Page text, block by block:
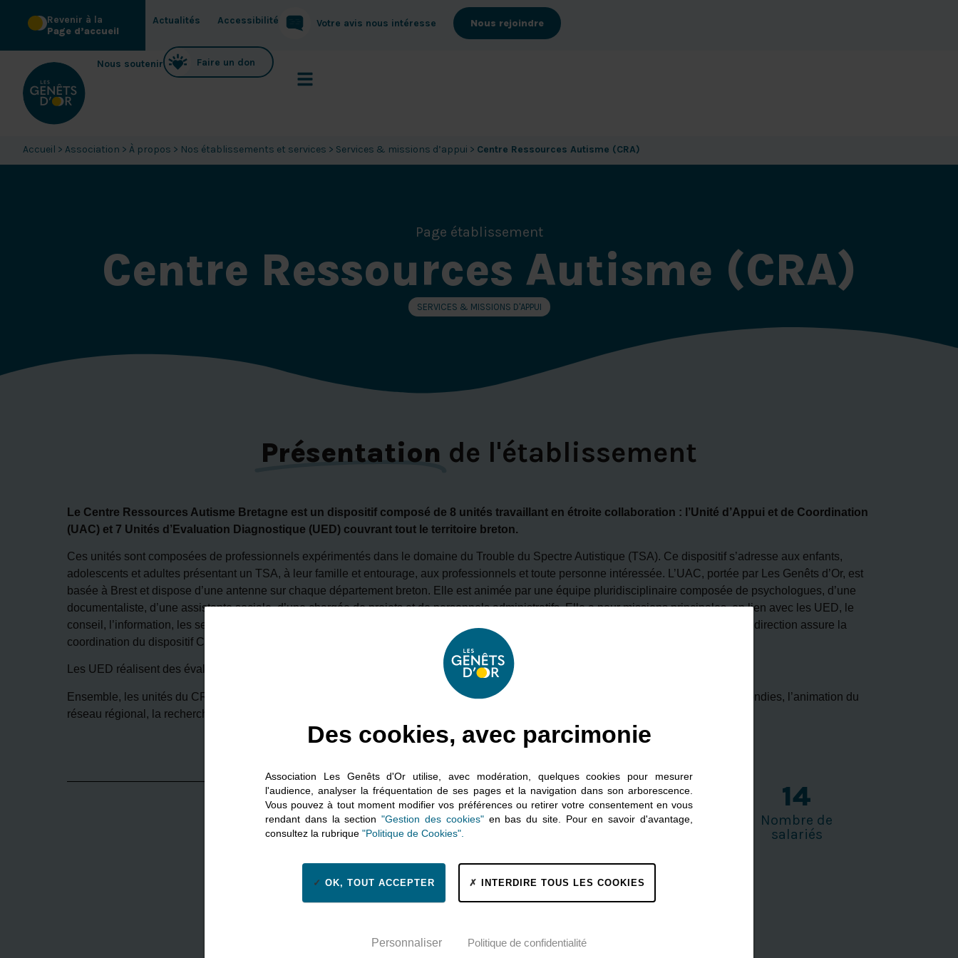
Revenir à la
Page d’accueil
Actualités Accessibilité Votre avis nous intéresse Nous rejoindre
Nous soutenir Faire un don
Accueil > Association > À propos > Nos établissements et services > Services & missions d’appui > Centre Ressources Autisme (CRA)
Page établissement
Centre Ressources Autisme (CRA)
SERVICES & MISSIONS D'APPUI
Présentation de l'établissement
Le Centre Ressources Autisme Bretagne est un dispositif composé de 8 unités travaillant en étroite collaboration : l’Unité d’Appui et de Coordination
(UAC) et 7 Unités d’Evaluation Diagnostique (UED) couvrant tout le territoire breton.
Ces unités sont composées de professionnels expérimentés dans le domaine du Trouble du Spectre Autistique (TSA). Ce dispositif s’adresse aux enfants,
adolescents et adultes présentant un TSA, à leur famille et entourage, aux professionnels et toute personne intéressée. L’UAC, portée par Les Genêts d’Or, est
basée à Brest et dispose d’une antenne sur chaque département breton. Elle est animée par une équipe pluridisciplinaire composée de psychologues, d’une
documentaliste, d’une assistante sociale, d’une chargée de projets et de personnels administratifs. Elle a pour missions principales, en lien avec les UED, le
conseil, l’information, les sensibilisations, les formations, la documentation, et la diffusion d’informations actualisées autour des TSA. Sa direction assure la
coordination du dispositif CRA.
Les UED réalisent des évaluations diagnostiques de cas complexes et viennent en appui aux équipes de proximité.
Ensemble, les unités du CRA Bretagne assurent un ensemble de missions, dont : l’appui à la réalisation de bilans et évaluations approfondies, l’animation du
réseau régional, la recherche et les études, ainsi que le conseil et l’expertise nationale.
Centre Ressources
Autisme (CRA)
en chiffres
Année de
2016
Nombre de
salariés
14
Des cookies, avec parcimonie
Association Les Genêts d'Or utilise, avec modération, quelques cookies pour mesurer
l'audience, analyser la fréquentation de ses pages et la navigation dans son arborescence.
Vous pouvez à tout moment modifier vos préférences ou retirer votre consentement en vous
rendant dans la section"Gestion des cookies"en bas du site. Pour en savoir d'avantage,
consultez la rubrique "Politique de Cookies".
OK, TOUT ACCEPTER INTERDIRE TOUS LES COOKIES
Personnaliser Politique de confidentialité